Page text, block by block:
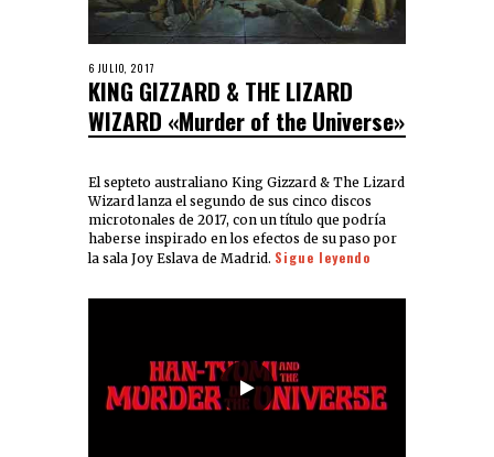
6 JULIO, 2017
KING GIZZARD & THE LIZARD
WIZARD «Murder of the Universe»
El septeto australiano King Gizzard & The Lizard
Wizard lanza el segundo de sus cinco discos
microtonales de 2017, con un título que podría
haberse inspirado en los efectos de su paso por
la sala Joy Eslava de Madrid. Sigue leyendo